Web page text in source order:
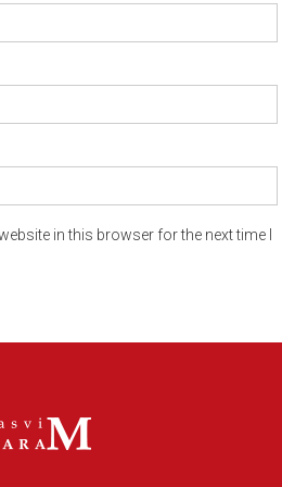
in this browser for the next time I